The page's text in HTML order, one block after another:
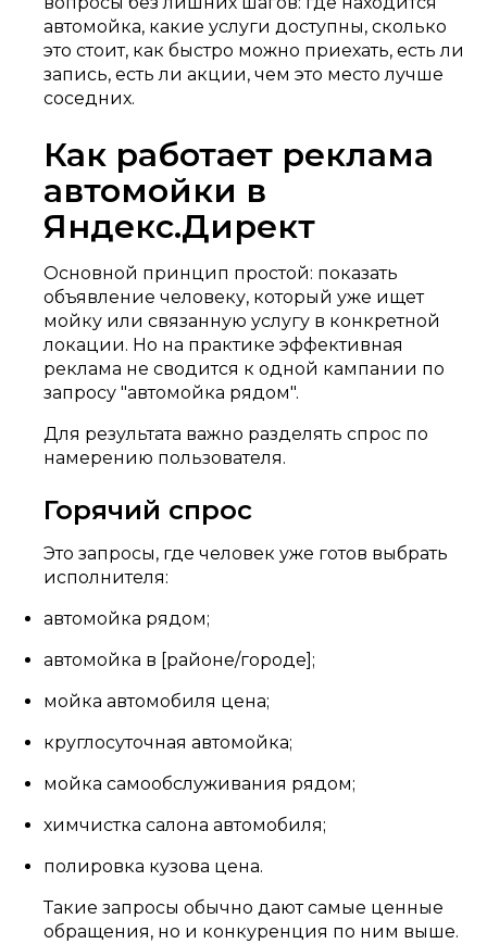
автомойка, какие услуги доступны, сколько
это стоит, как быстро можно приехать, есть ли
запись, есть ли акции, чем это место лучше
соседних.
Как работает реклама
автомойки в
Яндекс.Директ
Основной принцип простой: показать
объявление человеку, который уже ищет
мойку или связанную услугу в конкретной
локации. Но на практике эффективная
реклама не сводится к одной кампании по
запросу "автомойка рядом".
Для результата важно разделять спрос по
намерению пользователя.
Горячий спрос
Это запросы, где человек уже готов выбрать
исполнителя:
автомойка рядом;
автомойка в [районе/городе];
мойка автомобиля цена;
круглосуточная автомойка;
мойка самообслуживания рядом;
химчистка салона автомобиля;
полировка кузова цена.
Такие запросы обычно дают самые ценные
обращения, но и конкуренция по ним выше.